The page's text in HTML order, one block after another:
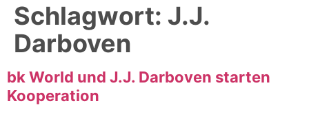
Schlagwort: J.J.
Darboven
bk World und J.J. Darboven starten
Kooperation